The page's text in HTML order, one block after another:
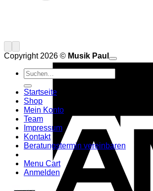
Copyright 2026 © Musik Paul
Suchen
nach:
Startseite
Shop
Mein Konto
Team
Impressum
Kontakt
Beratungstermin vereinbaren
Menu Cart
Anmelden